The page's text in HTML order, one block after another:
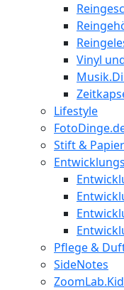
Vinyl
Lifestyle
Stift & Papier
Pflege &
SideNotes